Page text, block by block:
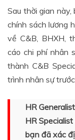
Sau thời gian
chính sách lương
về C&B, BHXH,
cáo chi phí nhân
thành C&B
trình nhân sự trước
HR
HR
bạn đã xác